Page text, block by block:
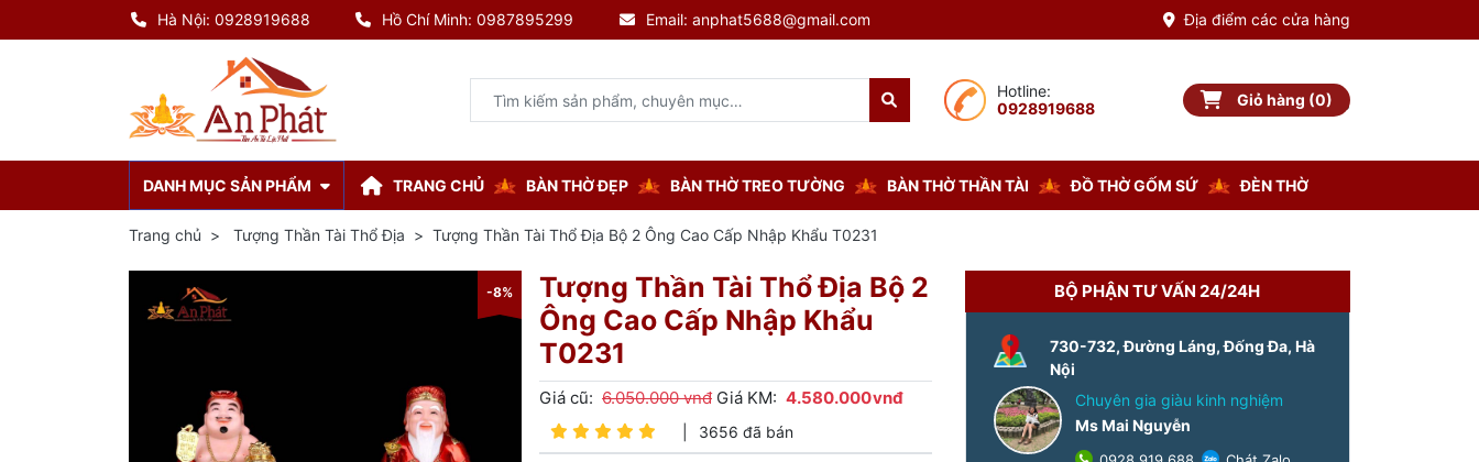
Hotline:
0928919688
Giỏ hàng
Giỏ hàng (0)
TRANG CHỦ BÀN THỜ ĐẸP BÀN THỜ TREO TƯỜNG BÀN THỜ THẦN TÀI ĐỒ THỜ GỐM SỨ ĐÈN THỜ
DANH MỤC SẢN PHẨM
Hà Nội: 0928919688 Hồ Chí Minh: 0987895299 Email: anphat5688@gmail.com Địa điểm các cửa hàng
Trang chủ Tượng Thần Tài Thổ Địa Tượng Thần Tài Thổ Địa Bộ 2 Ông Cao Cấp Nhập Khẩu T0231
-8% -8%
Tượng Thần Tài Thổ Địa Bộ 2
Ông Cao Cấp Nhập Khẩu
T0231
Giá cũ: 6.050.000 vnđ Giá KM: 4.580.000vnđ
3656 đã bán
BỘ PHẬN TƯ VẤN 24/24H
730-732, Đường Láng, Đống Đa, Hà
Nội
Chuyên gia giàu kinh nghiệm
Ms Mai Nguyễn